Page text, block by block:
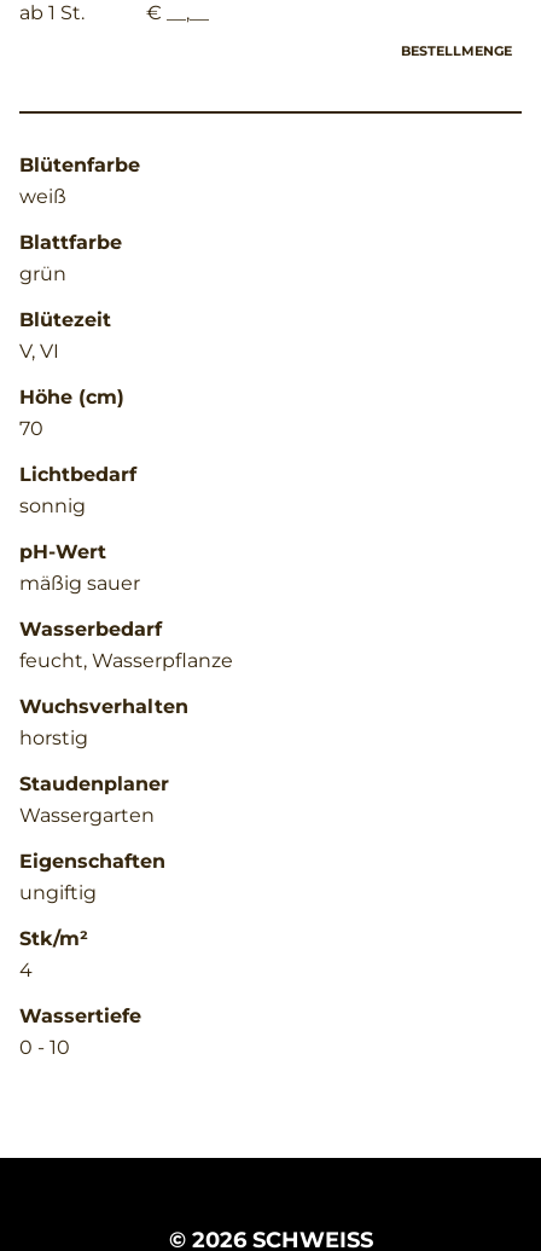
ab 1 St.
€ __,__
BESTELLMENGE
Blütenfarbe
weiß
Blattfarbe
grün
Blütezeit
V, VI
Höhe (cm)
70
Lichtbedarf
sonnig
pH-Wert
mäßig sauer
Wasserbedarf
feucht, Wasserpflanze
Wuchsverhalten
horstig
Staudenplaner
Wassergarten
Eigenschaften
ungiftig
Stk/m²
4
Wassertiefe
0 - 10
© 2026 SCHWEISS